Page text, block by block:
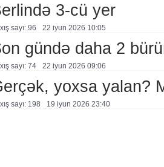
3-cü yer
sayı: 96 22 i̇yun 2026 10:05
gündə daha 2
sayı: 74 22 i̇yun 2026 09:06
yoxsa yalan?
sayı: 198 19 i̇yun 2026 23:40